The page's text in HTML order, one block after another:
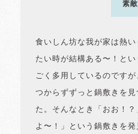
素
食いしん坊な我が家は熱
たい時が結構ある〜！と
ごく多用しているのです
つからずずっと鍋敷きを
た。そんなとき「おお！
よ〜！」という鍋敷きを発